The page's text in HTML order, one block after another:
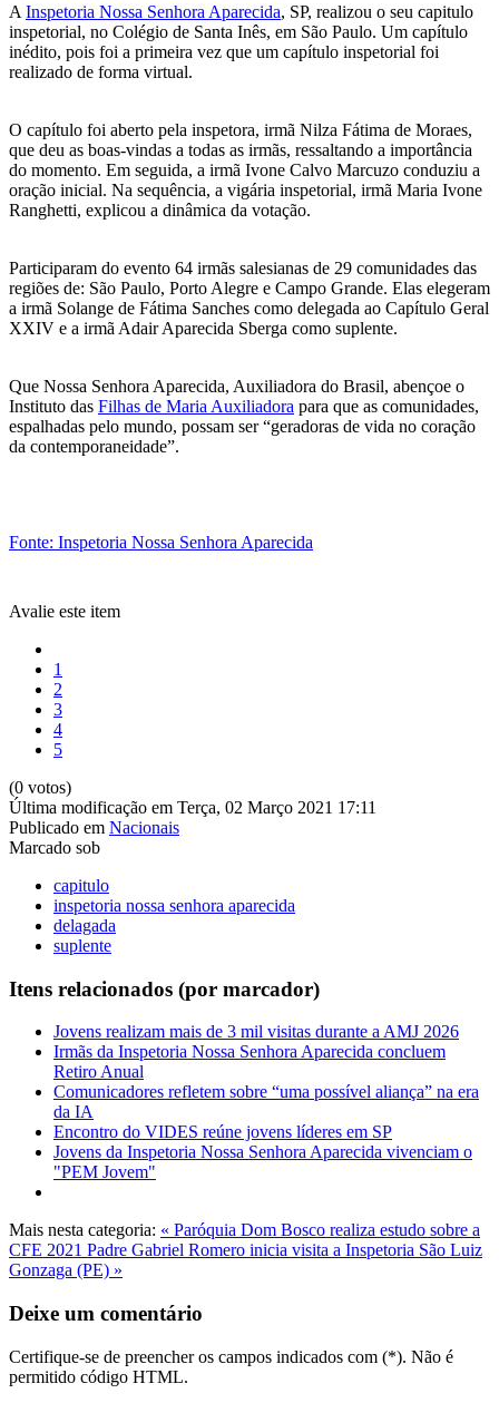
A Inspetoria Nossa Senhora Aparecida, SP, realizou o seu capitulo
inspetorial, no Colégio de Santa Inês, em São Paulo. Um capítulo
inédito, pois foi a primeira vez que um capítulo inspetorial foi
realizado de forma virtual.
O capítulo foi aberto pela inspetora, irmã Nilza Fátima de Moraes,
que deu as boas-vindas a todas as irmãs, ressaltando a importância
do momento. Em seguida, a irmã Ivone Calvo Marcuzo conduziu a
oração inicial. Na sequência, a vigária inspetorial, irmã Maria Ivone
Ranghetti, explicou a dinâmica da votação.
Participaram do evento 64 irmãs salesianas de 29 comunidades das
regiões de: São Paulo, Porto Alegre e Campo Grande. Elas elegeram
a irmã Solange de Fátima Sanches como delegada ao Capítulo Geral
XXIV e a irmã Adair Aparecida Sberga como suplente.
Que Nossa Senhora Aparecida, Auxiliadora do Brasil, abençoe o
Instituto das Filhas de Maria Auxiliadora para que as comunidades,
espalhadas pelo mundo, possam ser “geradoras de vida no coração
da contemporaneidade”.
Fonte: Inspetoria Nossa Senhora Aparecida
Avalie este item
1
2
3
4
5
(0 votos)
Última modificação em Terça, 02 Março 2021 17:11
Publicado em Nacionais
Marcado sob
capitulo
inspetoria nossa senhora aparecida
delagada
suplente
Itens relacionados (por marcador)
Jovens realizam mais de 3 mil visitas durante a AMJ 2026
Irmãs da Inspetoria Nossa Senhora Aparecida concluem
Retiro Anual
Comunicadores refletem sobre “uma possível aliança” na era
da IA
Encontro do VIDES reúne jovens líderes em SP
Jovens da Inspetoria Nossa Senhora Aparecida vivenciam o
"PEM Jovem"
Mais nesta categoria: « Paróquia Dom Bosco realiza estudo sobre a
CFE 2021 Padre Gabriel Romero inicia visita a Inspetoria São Luiz
Gonzaga (PE) »
Deixe um comentário
Certifique-se de preencher os campos indicados com (*). Não é
permitido código HTML.